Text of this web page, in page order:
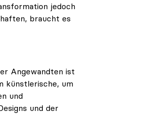
jedoch
braucht es
Angewandten ist
künstlerische, um
und
und der